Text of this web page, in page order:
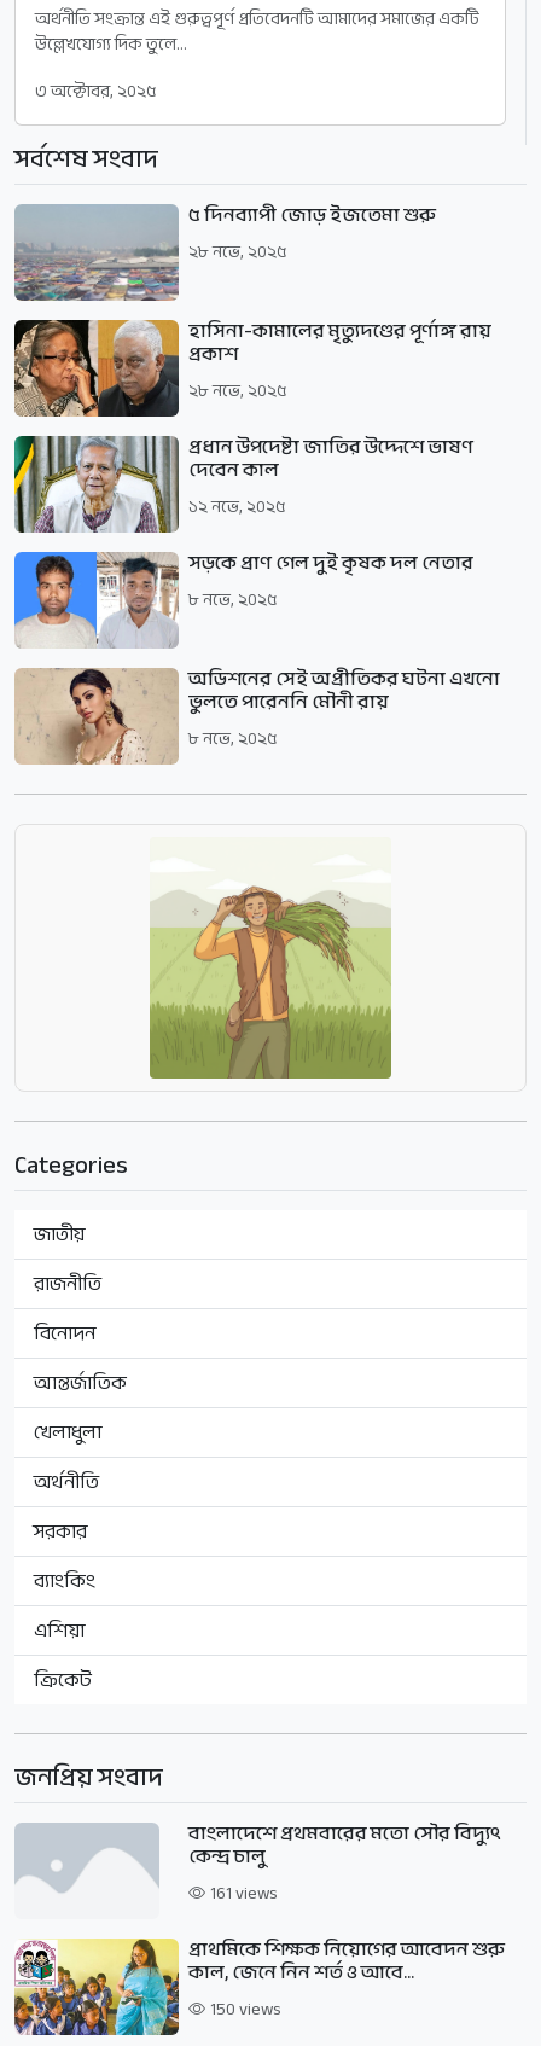
অর্থনীতি সংক্রান্ত এই গুরুত্বপূর্ণ প্রতিবেদনটি আমাদের সমাজের একটি
উল্লেখযোগ্য দিক তুলে...
৩ অক্টোবর, ২০২৫
সর্বশেষ সংবাদ
৫ দিনব্যাপী জোড় ইজতেমা শুরু
২৮ নভে, ২০২৫
হাসিনা-কামালের মৃত্যুদণ্ডের পূর্ণাঙ্গ রায়
প্রকাশ
২৮ নভে, ২০২৫
প্রধান উপদেষ্টা জাতির উদ্দেশে ভাষণ
দেবেন কাল
১২ নভে, ২০২৫
সড়কে প্রাণ গেল দুই কৃষক দল নেতার
৮ নভে, ২০২৫
অডিশনের সেই অপ্রীতিকর ঘটনা এখনো
ভুলতে পারেননি মৌনী রায়
৮ নভে, ২০২৫
Categories
জাতীয়
রাজনীতি
বিনোদন
আন্তর্জাতিক
খেলাধুলা
অর্থনীতি
সরকার
ব্যাংকিং
এশিয়া
ক্রিকেট
জনপ্রিয় সংবাদ
বাংলাদেশে প্রথমবারের মতো সৌর বিদ্যুৎ
কেন্দ্র চালু
161 views
প্রাথমিকে শিক্ষক নিয়োগের আবেদন শুরু
কাল, জেনে নিন শর্ত ও আবে...
150 views